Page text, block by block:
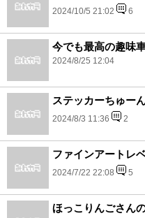
2024/10/5 21:02 6
今でも最高の趣味
2024/8/25 12:04
ステッカーちゅー
2024/8/3 11:36 2
ファインアートレ
2024/7/22 22:08 5
ほっこりんごさん